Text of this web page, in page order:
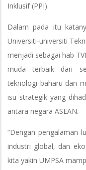
Inklusif (PPI).
Dalam pada itu
Universiti-universiti
menjadi sebagai hab
muda terbaik dari
teknologi baharu dan
isu strategik yang
antara negara ASEAN.
“Dengan pengalaman
industri global, dan
kita yakin UMPSA